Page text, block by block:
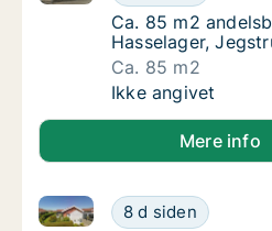
Ca. 85 m2
Ca. 85 m2
Hasselager,
Ca. 85 m2
Ca. 85 m2
Ikke angivet
Mere info
Ca. 95 m2
8 d siden
Ca. 95 m2 andelsbolig til